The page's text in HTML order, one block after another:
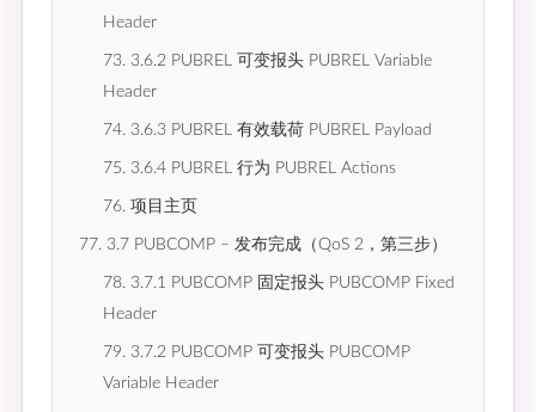
Header
73. 3.6.2 PUBREL 可变报头 PUBREL Variable
Header
74. 3.6.3 PUBREL 有效载荷 PUBREL Payload
75. 3.6.4 PUBREL 行为 PUBREL Actions
76. 项目主页
77. 3.7 PUBCOMP – 发布完成（QoS 2，第三步）
78. 3.7.1 PUBCOMP 固定报头 PUBCOMP Fixed
Header
79. 3.7.2 PUBCOMP 可变报头 PUBCOMP
Variable Header